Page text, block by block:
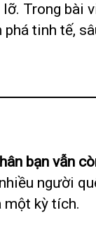
Trong bài
tinh tế,
bạn vẫn
người
một kỳ tích.